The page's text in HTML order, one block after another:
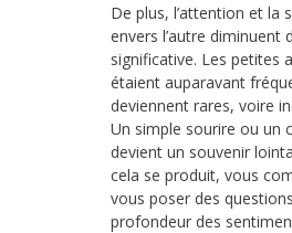
De plus, l’attention et la
envers l’autre diminuent
significative. Les petites
étaient auparavant
deviennent rares, voire
Un simple sourire ou un
devient un souvenir
cela se produit, vous
vous poser des
profondeur des